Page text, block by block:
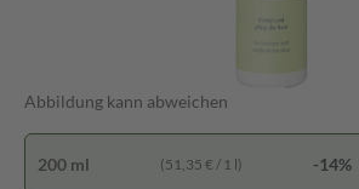
Abbildung kann abweichen
200 ml (51,35 € / 1 l) -14%